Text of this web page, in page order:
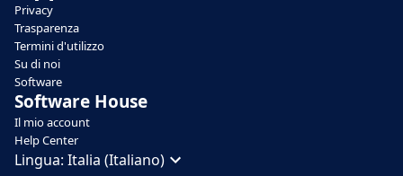
Privacy
Trasparenza
Termini d'utilizzo
Su di noi
Software
Software House
Il mio account
Help Center
Lingua: Italia (Italiano)